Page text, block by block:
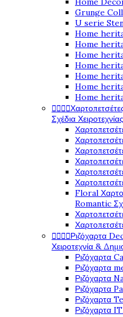
Grunge
U serie
Home
Home
Home
Home
Home
Home
Home

Σχέδια Χειροτεχνίας
Floral
Romantic
Ριζόχαρτα
Χειροτεχνία &
Ριζόχαρτα
Ριζόχαρτα
Ριζόχαρτα
Ριζόχαρτα
Ριζόχαρτα
Ριζόχαρτα